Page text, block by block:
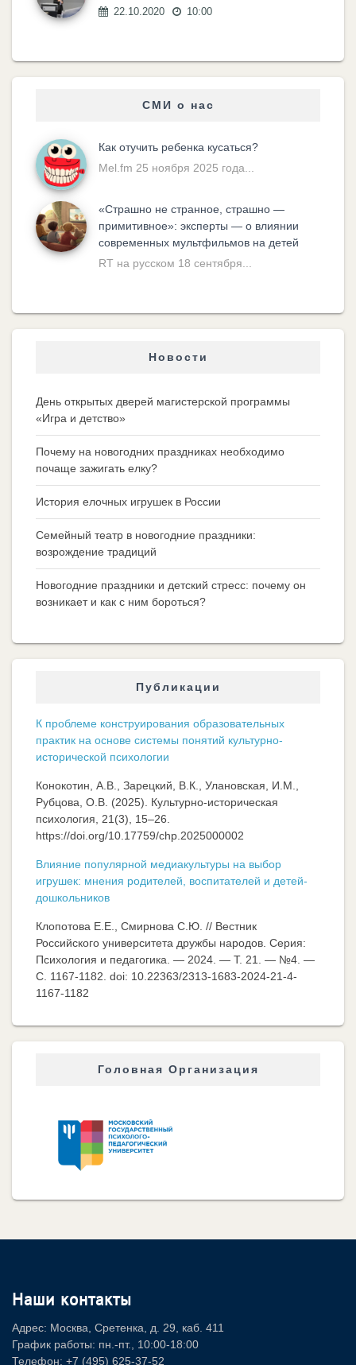
22.10.2020 10:00
СМИ о нас
Как отучить ребенка кусаться?
Mel.fm 25 ноября 2025 года...
«Cтрашно не странное, страшно —
примитивное»: эксперты — о влиянии
современных мультфильмов на детей
RT на русском 18 сентября...
Новости
День открытых дверей магистерской программы
«Игра и детство»
Почему на новогодних праздниках необходимо
почаще зажигать елку?
История елочных игрушек в России
Семейный театр в новогодние праздники:
возрождение традиций
Новогодние праздники и детский стресс: почему он
возникает и как с ним бороться?
Публикации
К проблеме конструирования образовательных
практик на основе системы понятий культурно-
исторической психологии
Конокотин, А.В., Зарецкий, В.К., Улановская, И.М.,
Рубцова, О.В. (2025). Культурно-историческая
психология, 21(3), 15–26.
https://doi.org/10.17759/chp.2025000002
Влияние популярной медиакультуры на выбор
игрушек: мнения родителей, воспитателей и детей-
дошкольников
Клопотова Е.Е., Смирнова С.Ю. // Вестник
Российского университета дружбы народов. Серия:
Психология и педагогика. — 2024. — Т. 21. — №4. —
C. 1167-1182. doi: 10.22363/2313-1683-2024-21-4-
1167-1182
Головная Организация
Наши контакты
Адрес: Москва, Сретенка, д. 29, каб. 411
График работы: пн.-пт., 10:00-18:00
Телефон: +7 (495) 625-37-52